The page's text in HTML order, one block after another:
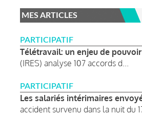
MES ARTICLES
PARTICIPATIF
Télétravail: un enjeu de pouvoir
(IRES) analyse 107 accords d...
PARTICIPATIF
Les salariés intérimaires
accident survenu dans la nuit du